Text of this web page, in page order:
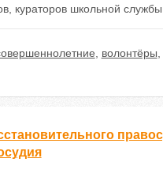
кураторов школьной
волонтёры